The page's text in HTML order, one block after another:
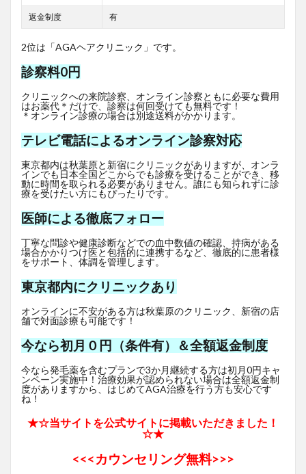
返金制度 有
2位は「AGAヘアクリニック」です。
診察料0円
クリニックへの来院診察、オンライン診察ともに必要な費用
はお薬代＊だけで、診察は何回受けても無料です！
＊オンライン診療の場合は別途送料がかかります。
テレビ電話によるオンライン診察対応
東京都内は秋葉原と新宿にクリニックがありますが、オンラ
インでも日本全国どこからでも診療を受けることができ、移
動に時間を取られる必要がありません。誰にも知られずに診
療を受けたい方にもぴったりです。
医師による徹底フォロー
丁寧な問診や健康診断などでの血中数値の確認、持病がある
場合かかりつけ医と包括的に連携するなど、徹底的に患者様
をサポート、体調を管理します。
東京都内にクリニックあり
オンラインに不安がある方は秋葉原のクリニック、新宿の店
舗で対面診療も可能です！
今なら初月０円（条件有）＆全額返金制度
今なら発毛薬を含むプランで3か月継続する方は初月0円キャ
ンペーン実施中！治療効果が認められない場合は全額返金制
度がありますから、はじめてAGA治療を行う方も安心です
ね！
★☆当サイトを公式サイトに掲載いただきました！
☆★
<<<カウンセリング無料>>>